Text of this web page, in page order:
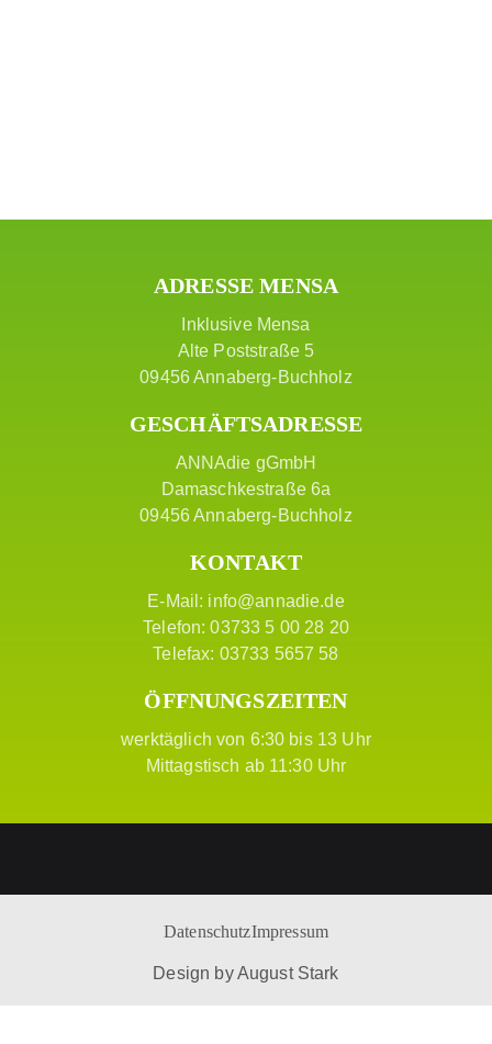
ADRESSE MENSA
Inklusive Mensa
Alte Poststraße 5
09456 Annaberg-Buchholz
GESCHÄFTSADRESSE
ANNAdie gGmbH
Damaschkestraße 6a
09456 Annaberg-Buchholz
KONTAKT
E-Mail: info@annadie.de
Telefon: 03733 5 00 28 20
Telefax: 03733 5657 58
ÖFFNUNGSZEITEN
werktäglich von 6:30 bis 13 Uhr
Mittagstisch ab 11:30 Uhr
DatenschutzImpressum
Design byAugust Stark